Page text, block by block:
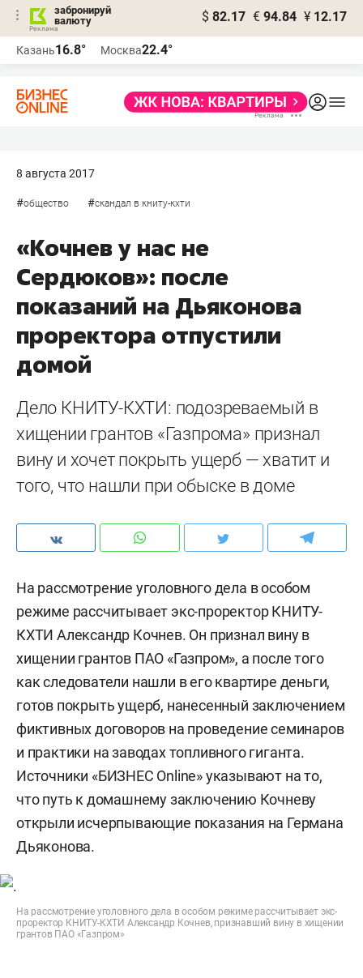
забронируй
валюту
$ 82.17 € 94.84 ¥ 12.17
Казань16.8° Москва22.4°
8 августа 2017
#общество #скандал в книту-кхти
«Кочнев у нас не
Сердюков»: после
показаний на Дьяконова
проректора отпустили
домой
Дело КНИТУ-КХТИ: подозреваемый в
хищении грантов «Газпрома» признал
вину и хочет покрыть ущерб — хватит и
того, что нашли при обыске в доме
На рассмотрение уголовного дела в особом
режиме рассчитывает экс-проректор КНИТУ-
КХТИ Александр Кочнев. Он признал вину в
хищении грантов ПАО «Газпром», а после того
как следователи нашли в его квартире деньги,
готов покрыть ущерб, нанесенный заключением
фиктивных договоров на проведение семинаров
и практики на заводах топливного гиганта.
Источники «БИЗНЕС Online» указывают на то,
что путь к домашнему заключению Кочневу
открыли исчерпывающие показания на Германа
Дьяконова.
На рассмотрение уголовного дела в особом режиме рассчитывает экс-
проректор КНИТУ-КХТИ Александр Кочнев, признавший вину в хищении
грантов ПАО «Газпром»